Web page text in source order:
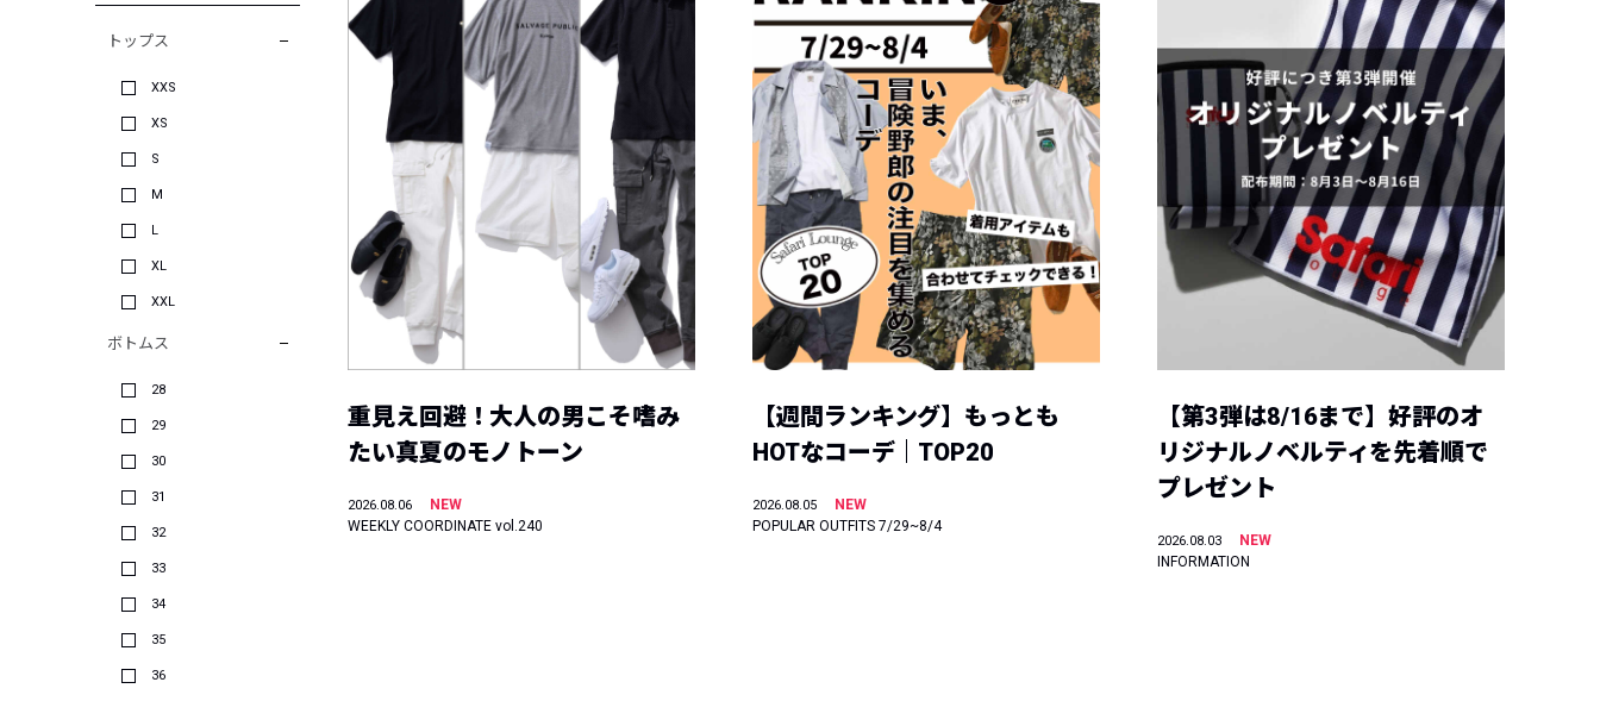
トップス
XXS
XS
S
M
L
XL
XXL
ボトムス
28
29
30
31
32
33
34
35
36
重見え回避！大人の男こそ嗜み
たい真夏のモノトーン
2026.08.06
NEW
WEEKLY COORDINATE vol.240
【週間ランキング】もっとも
HOTなコーデ｜TOP20
2026.08.05
NEW
POPULAR OUTFITS 7/29~8/4
【第3弾は8/16まで】好評のオ
リジナルノベルティを先着順で
プレゼント
2026.08.03
NEW
INFORMATION